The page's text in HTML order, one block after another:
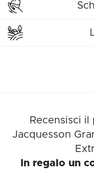
Recensisci
Jacquesson
In regalo un